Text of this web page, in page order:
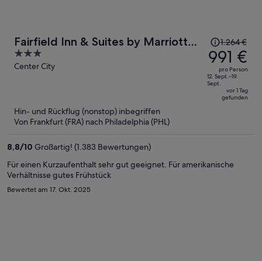
Fairfield Inn & Suites by Marriott
Philadelphia Downtown/Center City
3
out
Center City
Der
Preis
betrug
1.264 €,
jetzt
beträgt
1.264 €
991 €
pro Person
12. Sept.–19.
Sept.
vor 1 Tag
gefunden
Hin- und Rückflug (nonstop) inbegriffen
Von Frankfurt (FRA) nach Philadelphia (PHL)
8,8/10 Großartig! (1.383 Bewertungen)
Für einen Kurzaufenthalt sehr gut geeignet. Für amerikanische
Verhältnisse gutes Frühstück
Bewertet am 17. Okt. 2025